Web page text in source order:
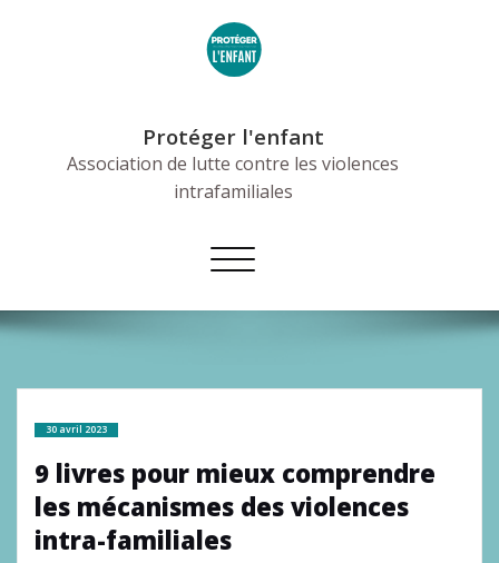
Protéger l'enfant
Association de lutte contre les violences
intrafamiliales
Afficher/masquer
la
30 avril 2023
9 livres pour mieux comprendre
les mécanismes des violences
intra-familiales